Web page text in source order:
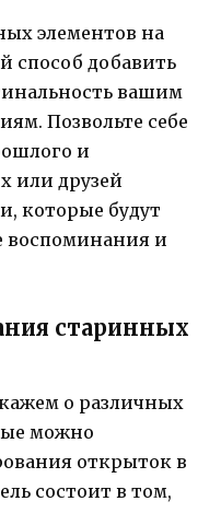
элементов на
способ добавить
вашим
Позвольте себе
и
или друзей
которые будут
воспоминания и
старинных
о различных
можно
открыток в
состоит в том,